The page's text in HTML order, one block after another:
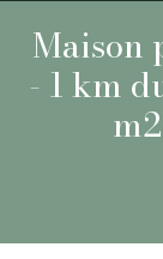
Maison
- 1 km